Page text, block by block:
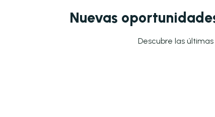
Nuevas
Descubre las